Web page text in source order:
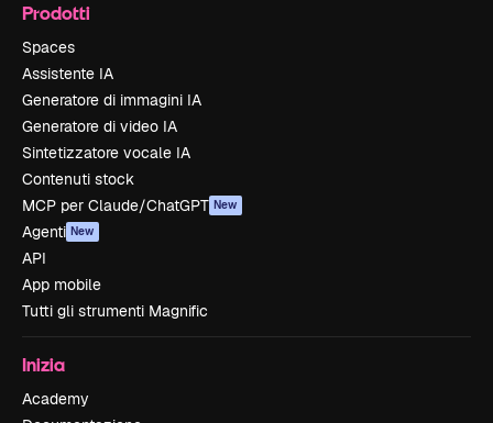
Prodotti
Spaces
Assistente IA
Generatore di immagini IA
Generatore di video IA
Sintetizzatore vocale IA
Contenuti stock
MCP per Claude/ChatGPT New
Agenti New
API
App mobile
Tutti gli strumenti Magnific
Inizia
Academy